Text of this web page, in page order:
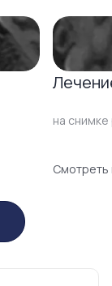
на снимке
Смотреть